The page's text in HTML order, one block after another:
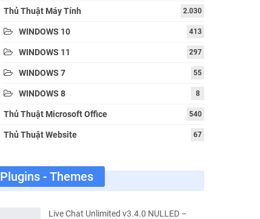
Thủ Thuật Máy Tính 2.030
WINDOWS 10 413
WINDOWS 11 297
WINDOWS 7 55
WINDOWS 8 8
Thủ Thuật Microsoft Office 540
Thủ Thuật Website 67
Plugins - Themes
Live Chat Unlimited v3.4.0 NULLED –